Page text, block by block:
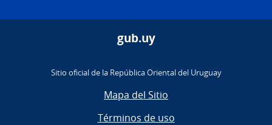
gub.uy
Sitio oficial de la República Oriental del Uruguay
Mapa del Sitio
Términos de uso